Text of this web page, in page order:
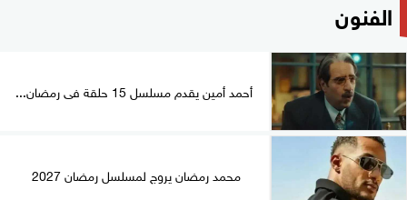
الفنون
أحمد أمين يقدم مسلسل 15 حلقة فى رمضان...
محمد رمضان يروج لمسلسل رمضان 2027